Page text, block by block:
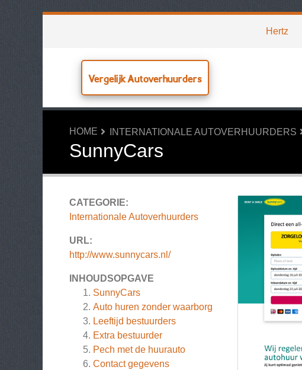
Hertz
Vergelijk Autoverhuurders
HOME INTERNATIONALE AUTOVERHUURDERS
SunnyCars
CATEGORIE:
Internationale Autoverhuurders
URL:
http://www.sunnycars.nl/
INHOUDSOPGAVE
SunnyCars
Auto huren zonder waarborg
Leeftijd bestuurders
Extra bestuurder
Pech met de huurauto
Contact gegevens